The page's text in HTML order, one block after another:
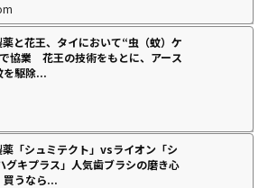
薬と花王、タイにおいて“虫（蚊）ケ
協業 花王の技術をもとに、アース
を駆除...
薬「シュミテクト」vsライオン「シ
グキプラス」人気歯ブラシの磨き心
買うなら...